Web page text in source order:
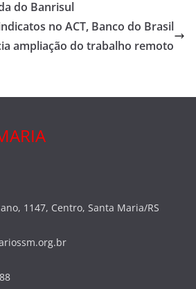
do Banrisul
no ACT, Banco do Brasil
ampliação do trabalho remoto
1147, Centro, Santa Maria/RS